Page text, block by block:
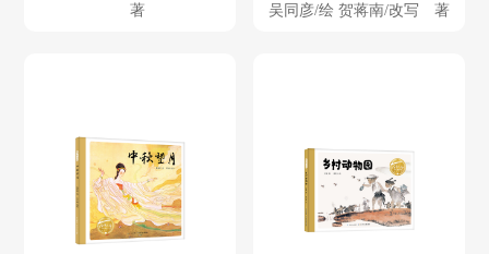
著
吴同彦/绘 贺蒋南/改写 著